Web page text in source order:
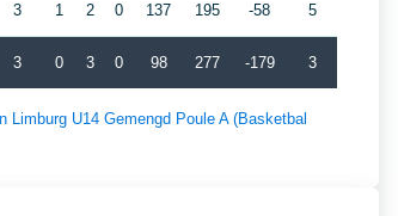
3 1 2 0 137 195 -58 5
3 0 3 0 98 277 -179 3
U14 Gemengd Poule A (Basketbal